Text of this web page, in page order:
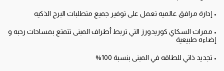
• إدارة مرافق عالميه تعمل على توفير جميع متطلبات البرج الذكيه
• ممرات السكاي كوريدورز التي تربط أطراف المبنى تتمتع بمساحات رحبه و
إضاءه طبيعية
• تجديد ذاتي للطاقه في المبنى بنسبة 100%